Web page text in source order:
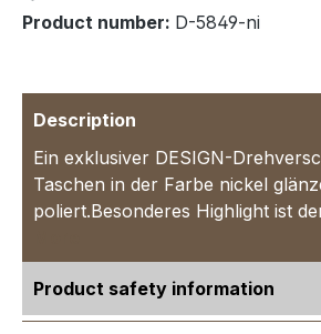
Product number: D-5849-ni
Description
Ein exklusiver DESIGN-
Taschen in der Farbe nickel
poliert.Besonderes Highlight ist
Product safety information